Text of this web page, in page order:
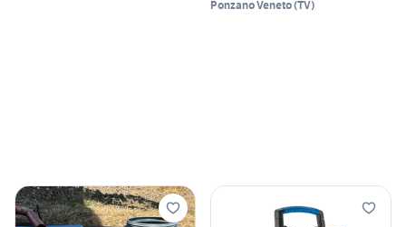
Ponzano Veneto(TV)